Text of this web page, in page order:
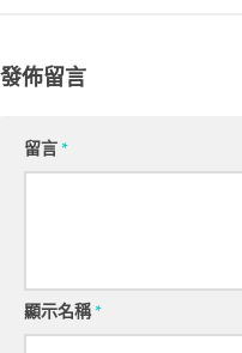
發佈留言
留言*
顯示名稱*